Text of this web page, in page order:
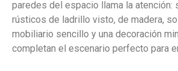
paredes del espacio llama la atención:
rústicos de ladrillo visto, de madera,
mobiliario sencillo y una decoración
completan el escenario perfecto para